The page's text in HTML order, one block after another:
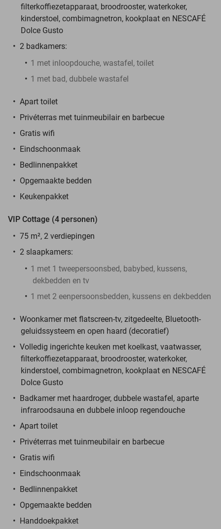
filterkoffiezetapparaat, broodrooster, waterkoker,
kinderstoel, combimagnetron, kookplaat en NESCAFÉ
Dolce Gusto
2 badkamers:
1 met inloopdouche, wastafel, toilet
1 met bad, dubbele wastafel
Apart toilet
Privéterras met tuinmeubilair en barbecue
Gratis wifi
Eindschoonmaak
Bedlinnenpakket
Opgemaakte bedden
Keukenpakket
VIP Cottage (4 personen)
75 m², 2 verdiepingen
2 slaapkamers:
1 met 1 tweepersoonsbed, babybed, kussens,
dekbedden en tv
1 met 2 eenpersoonsbedden, kussens en dekbedden
Woonkamer met flatscreen-tv, zitgedeelte, Bluetooth-
geluidssysteem en open haard (decoratief)
Volledig ingerichte keuken met koelkast, vaatwasser,
filterkoffiezetapparaat, broodrooster, waterkoker,
kinderstoel, combimagnetron, kookplaat en NESCAFÉ
Dolce Gusto
Badkamer met haardroger, dubbele wastafel, aparte
infraroodsauna en dubbele inloop regendouche
Apart toilet
Privéterras met tuinmeubilair en barbecue
Gratis wifi
Eindschoonmaak
Bedlinnenpakket
Opgemaakte bedden
Handdoekpakket